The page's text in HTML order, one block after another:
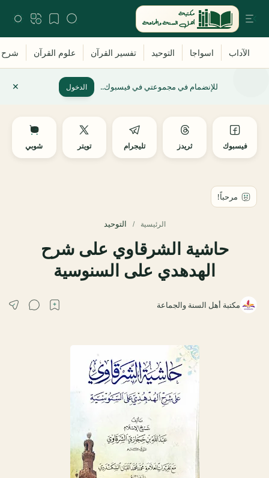
للإنضمام في مجموعتي في فيسبوك.. الدخول
فيسبوك ثريدز تليجرام تويتر شوبي
الرئيسية التوحيد
حاشية الشرقاوي على شرح
الهدهدي على السنوسية